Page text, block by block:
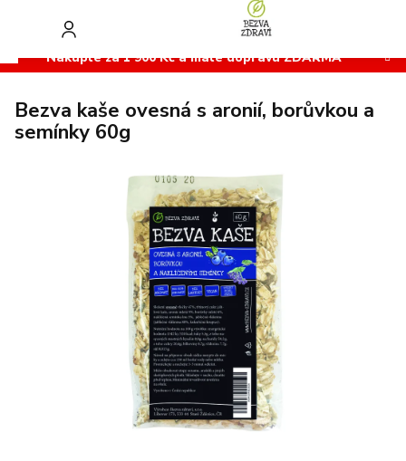
Nakupte za 1 900 Kč a máte dopravu ZDARMA
Bezva kaše ovesná s aronií, borůvkou a
semínky 60g